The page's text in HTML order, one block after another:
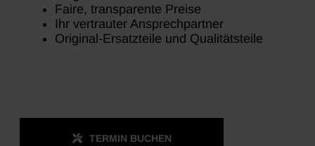
Faire, transparente Preise
Ihr vertrauter Ansprechpartner
Original-Ersatzteile und Qualitätsteile
TERMIN BUCHEN